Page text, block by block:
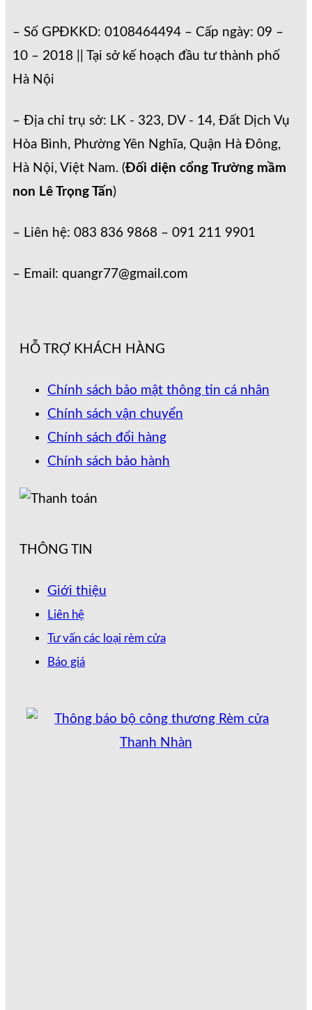
– Số GPĐKKD: 0108464494 – Cấp ngày: 09 –
10 – 2018 || Tại sở kế hoạch đầu tư thành phố
Hà Nội
– Địa chỉ trụ sở: LK - 323, DV - 14, Đất Dịch Vụ
Hòa Bình, Phường Yên Nghĩa, Quận Hà Đông,
Hà Nội, Việt Nam. (Đối diện cổng Trường mầm
non Lê Trọng Tấn)
– Liên hệ: 083 836 9868 – 091 211 9901
– Email: quangr77@gmail.com
HỖ TRỢ KHÁCH HÀNG
Chính sách bảo mật thông tin cá nhân
Chính sách vận chuyển
Chính sách đổi hàng
Chính sách bảo hành
THÔNG TIN
Giới thiệu
Liên hệ
Tư vấn các loại rèm cửa
Báo giá